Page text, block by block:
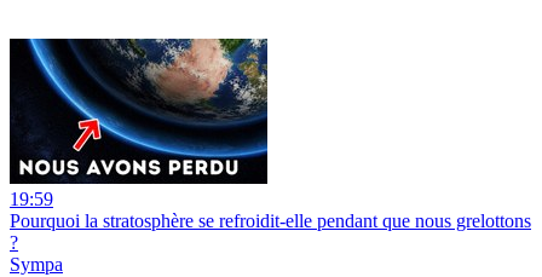
19:59
Pourquoi la stratosphère se refroidit-elle pendant que nous grelottons
?
Sympa